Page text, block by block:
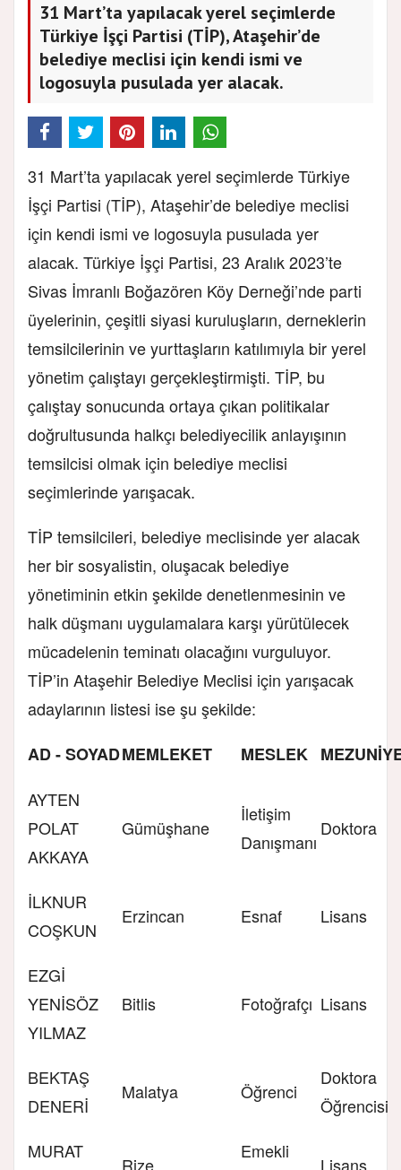
31 Mart’ta yapılacak yerel seçimlerde
Türkiye İşçi Partisi (TİP), Ataşehir’de
belediye meclisi için kendi ismi ve
logosuyla pusulada yer alacak.
31 Mart’ta yapılacak yerel seçimlerde Türkiye
İşçi Partisi (TİP), Ataşehir’de belediye meclisi
için kendi ismi ve logosuyla pusulada yer
alacak. Türkiye İşçi Partisi, 23 Aralık 2023’te
Sivas İmranlı Boğazören Köy Derneği’nde parti
üyelerinin, çeşitli siyasi kuruluşların, derneklerin
temsilcilerinin ve yurttaşların katılımıyla bir yerel
yönetim çalıştayı gerçekleştirmişti. TİP, bu
çalıştay sonucunda ortaya çıkan politikalar
doğrultusunda halkçı belediyecilik anlayışının
temsilcisi olmak için belediye meclisi
seçimlerinde yarışacak.
TİP temsilcileri, belediye meclisinde yer alacak
her bir sosyalistin, oluşacak belediye
yönetiminin etkin şekilde denetlenmesinin ve
halk düşmanı uygulamalara karşı yürütülecek
mücadelenin teminatı olacağını vurguluyor.
TİP’in Ataşehir Belediye Meclisi için yarışacak
adaylarının listesi ise şu şekilde:
AD - SOYADMEMLEKET MESLEK
AYTEN
POLAT
AKKAYA
Gümüşhane
İletişim
Danışmanı
Doktora
İLKNUR
COŞKUN
Erzincan Esnaf Lisans
EZGİ
YENİSÖZ
YILMAZ
Bitlis Fotoğrafçı Lisans
BEKTAŞ
DENERİ
Malatya Öğrenci
Doktora
Öğrencisi
MURAT
Rize
Emekli
Lisans